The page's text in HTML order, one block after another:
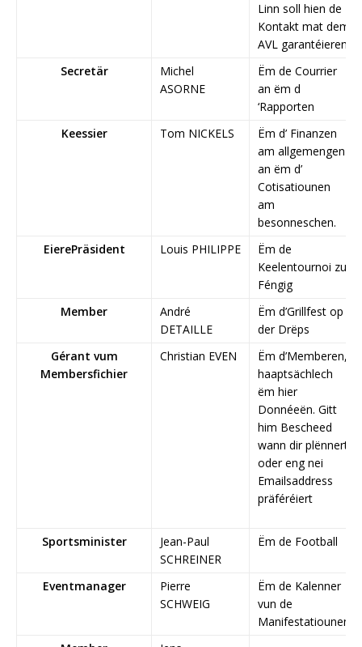
Linn soll hien de
Kontakt mat dem
AVL garantéieren
Secretär
Michel
ASORNE
Ëm de Courrier
an ëm d
‘Rapporten
Keessier
Tom NICKELS
Ëm d’ Finanzen
am allgemengen
an ëm d’
Cotisatiounen
am
besonneschen.
EierePräsident
Louis PHILIPPE
Ëm de
Keelentournoi zu
Féngig
Member
André
DETAILLE
Ëm d’Grillfest op
der Drëps
Gérant vum
Membersfichier
Christian EVEN
Ëm d’Memberen,
haaptsächlech
ëm hier
Donnéeën. Gitt
him Bescheed
wann dir plënnert
oder eng nei
Emailsaddress
präféréiert
Sportsminister
Jean-Paul
SCHREINER
Ëm de Football
Eventmanager
Pierre
SCHWEIG
Ëm de Kalenner
vun de
Manifestatiounen